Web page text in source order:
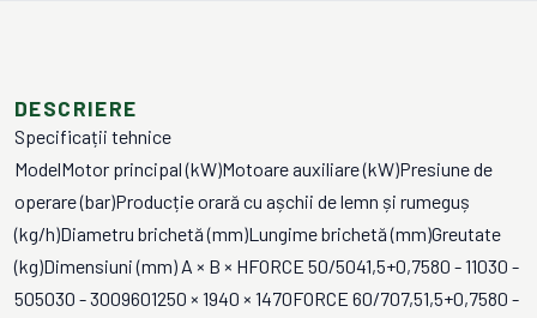
DESCRIERE
Specificații tehnice
ModelMotor principal (kW)Motoare auxiliare (kW)Presiune de
operare (bar)Producție orară cu așchii de lemn și rumeguș
(kg/h)Diametru brichetă (mm)Lungime brichetă (mm)Greutate
(kg)Dimensiuni (mm) A × B × HFORCE 50/5041,5+0,7580 - 11030 -
505030 - 3009601250 × 1940 × 1470FORCE 60/707,51,5+0,7580 -